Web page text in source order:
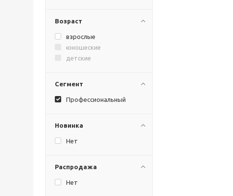
Возраст
взрослые
юношеские
детские
Сегмент
Профессиональный
Новинка
Нет
Распродажа
Нет